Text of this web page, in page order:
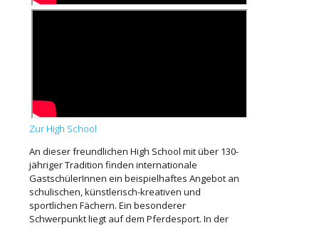
Zur High School
An dieser freundlichen High School mit über 130-
jähriger Tradition finden internationale
GastschülerInnen ein beispielhaftes Angebot an
schulischen, künstlerisch-kreativen und
sportlichen Fächern. Ein besonderer
Schwerpunkt liegt auf dem Pferdesport. In der